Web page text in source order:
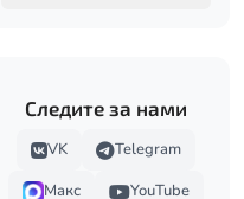
Следите за нами
VK
Telegram
Макс
YouTube